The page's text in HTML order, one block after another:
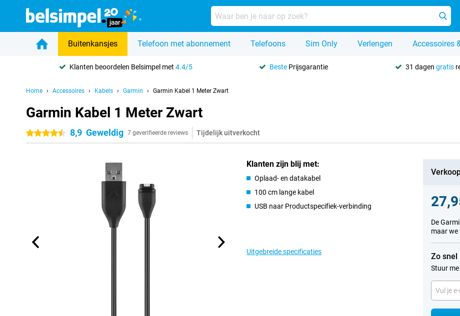
Buitenkansjes Telefoon met abonnement Telefoons Sim Only Verlengen Accessoires
Klanten beoordelen Belsimpel met4.4/5 Beste Prijsgarantie 31 dagen gratis
Home Accessoires Kabels Garmin Garmin Kabel 1 Meter Zwart
Garmin Kabel 1 Meter Zwart
4.5 sterren
8,9 Geweldig 7 geverifieerde reviews Tijdelijk uitverkocht
Klanten zijn blij met:
Oplaad- en datakabel
100 cm lange kabel
USB naar Productspecifiek-verbinding
Uitgebreide specificaties
De
maar we
Zo snel
Stuur